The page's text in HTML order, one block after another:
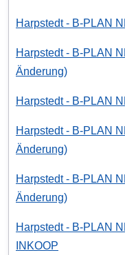
Harpstedt - B-PLAN
Harpstedt - B-PLAN
Änderung)
Harpstedt - B-PLAN
Harpstedt - B-PLAN
Änderung)
Harpstedt - B-PLAN
Änderung)
Harpstedt - B-PLAN
INKOOP